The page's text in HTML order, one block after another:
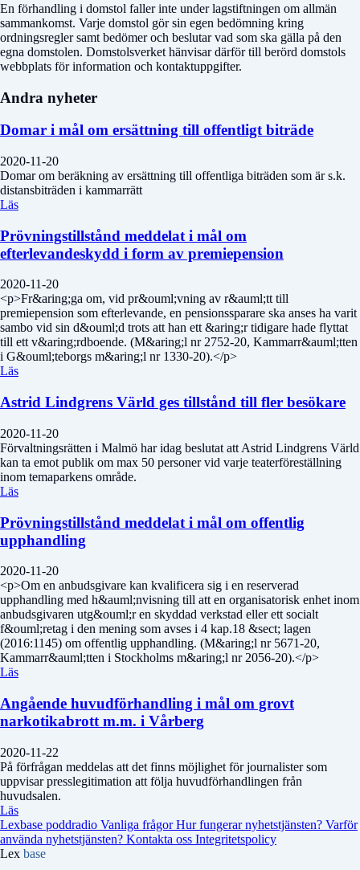
En förhandling i domstol faller inte under lagstiftningen om allmän
sammankomst. Varje domstol gör sin egen bedömning kring
ordningsregler samt bedömer och beslutar vad som ska gälla på den
egna domstolen. Domstolsverket hänvisar därför till berörd domstols
webbplats för information och kontaktuppgifter.
Andra nyheter
Domar i mål om ersättning till offentligt biträde
2020-11-20
Domar om beräkning av ersättning till offentliga biträden som är s.k.
distansbiträden i kammarrätt
Läs
Prövningstillstånd meddelat i mål om
efterlevandeskydd i form av premiepension
2020-11-20
<p>Fr&aring;ga om, vid pr&ouml;vning av r&auml;tt till
premiepension som efterlevande, en pensionssparare ska anses ha varit
sambo vid sin d&ouml;d trots att han ett &aring;r tidigare hade flyttat
till ett v&aring;rdboende. (M&aring;l nr 2752-20, Kammarr&auml;tten
i G&ouml;teborgs m&aring;l nr 1330-20).</p>
Läs
Astrid Lindgrens Värld ges tillstånd till fler besökare
2020-11-20
Förvaltningsrätten i Malmö har idag beslutat att Astrid Lindgrens Värld
kan ta emot publik om max 50 personer vid varje teaterföreställning
inom temaparkens område.
Läs
Prövningstillstånd meddelat i mål om offentlig
upphandling
2020-11-20
<p>Om en anbudsgivare kan kvalificera sig i en reserverad
upphandling med h&auml;nvisning till att en organisatorisk enhet inom
anbudsgivaren utg&ouml;r en skyddad verkstad eller ett socialt
f&ouml;retag i den mening som avses i 4 kap.18 &sect; lagen
(2016:1145) om offentlig upphandling. (M&aring;l nr 5671-20,
Kammarr&auml;tten i Stockholms m&aring;l nr 2056-20).</p>
Läs
Angående huvudförhandling i mål om grovt
narkotikabrott m.m. i Vårberg
2020-11-22
På förfrågan meddelas att det finns möjlighet för journalister som
uppvisar presslegitimation att följa huvudförhandlingen från
huvudsalen.
Läs
Lexbase poddradio Vanliga frågorHur fungerar nyhetstjänsten? Varför
använda nyhetstjänsten? Kontakta oss Integritetspolicy
Lex base